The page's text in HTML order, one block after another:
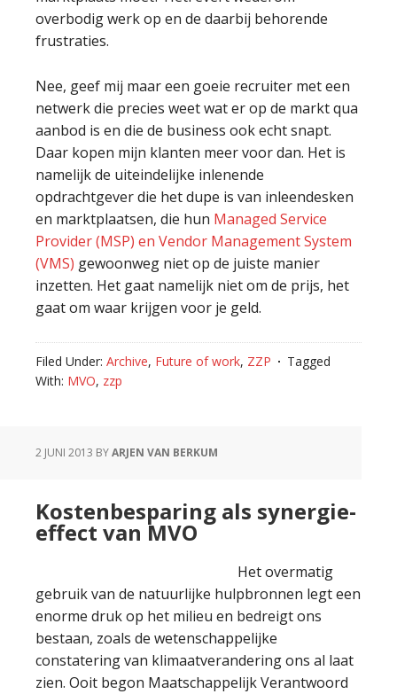
overbodig werk op en de daarbij behorende
frustraties.
Nee, geef mij maar een goeie recruiter met een
netwerk die precies weet wat er op de markt qua
aanbod is en die de business ook echt snapt.
Daar kopen mijn klanten meer voor dan. Het is
namelijk de uiteindelijke inlenende
opdrachtgever die het dupe is van inleendesken
en marktplaatsen, die hun Managed Service
Provider (MSP) en Vendor Management System
(VMS) gewoonweg niet op de juiste manier
inzetten. Het gaat namelijk niet om de prijs, het
gaat om waar krijgen voor je geld.
Filed Under: Archive, Future of work, ZZP
Tagged
With: MVO, zzp
2 JUNI 2013 BYARJEN VAN BERKUM
Kostenbesparing als synergie-
effect van MVO
Het overmatig
gebruik van de natuurlijke hulpbronnen legt een
enorme druk op het milieu en bedreigt ons
bestaan, zoals de wetenschappelijke
constatering van klimaatverandering ons al laat
zien. Ooit begon Maatschappelijk Verantwoord